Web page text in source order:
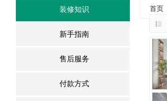
装修知识
新手指南
售后服务
付款方式
首页